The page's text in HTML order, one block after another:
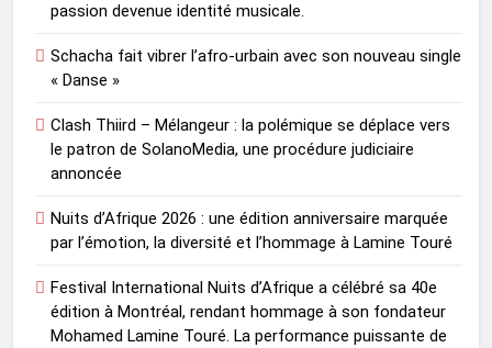
passion devenue identité musicale.
Schacha fait vibrer l’afro-urbain avec son nouveau single
« Danse »
Clash Thiird – Mélangeur : la polémique se déplace vers
le patron de SolanoMedia, une procédure judiciaire
annoncée
Nuits d’Afrique 2026 : une édition anniversaire marquée
par l’émotion, la diversité et l’hommage à Lamine Touré
Festival International Nuits d’Afrique a célébré sa 40e
édition à Montréal, rendant hommage à son fondateur
Mohamed Lamine Touré. La performance puissante de